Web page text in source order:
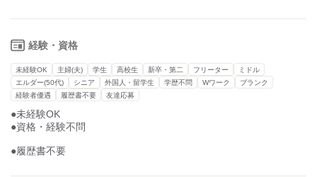
・研修マニュアルに基づいた教育
経験・資格
未経験OK 主婦(夫) 学生 高校生 新卒・第二 フリーター
ミドル
エルダー(50代)
シニア 外国人・留学生 学歴不問 Wワーク
ブランク
経験者優遇
履歴書不要 友達応募
●未経験OK
●資格・経験不問
●履歴書不要